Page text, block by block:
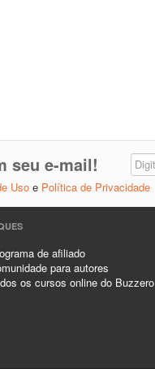
seu e-mail!
Uso e Política de Privacidade
de afiliado
para autores
os cursos online do Buzzero